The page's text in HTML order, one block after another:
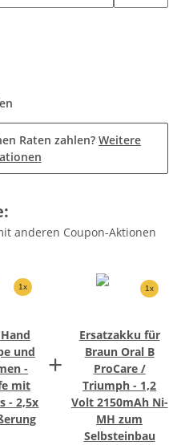
Raten zahlen? Weitere
anderen Coupon-Aktionen
und
-
mit
- 2,5x
1x
+
Ersatzakku für
Braun Oral B
ProCare /
Triumph - 1,2
Volt 2150mAh Ni-
MH zum
Selbsteinbau
1x